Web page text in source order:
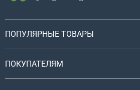
ПОПУЛЯРНЫЕ ТОВАРЫ
ПОКУПАТЕЛЯМ